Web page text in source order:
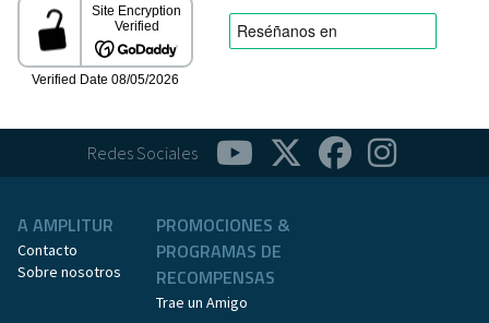
Redes Sociales
A AMPLITUR
Contacto
Sobre nosotros
PROMOCIONES &
PROGRAMAS DE
RECOMPENSAS
Trae un Amigo